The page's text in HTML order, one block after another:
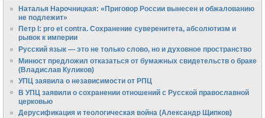
Наталья Нарочницкая: «Приговор России вынесен и обжалованию
не подлежит»
Петр I: pro et contra. Сохранение суверенитета, абсолютизм и
рывок к империи
Русский язык — это не только слово, но и духовное пространство
Минюст предложил отказаться от бумажных свидетельств о браке
(Владислав Куликов)
УПЦ заявила о независимости от РПЦ
В УПЦ заявили о сохранении отношений с Русской православной
церковью
Дерусификация и теологическая война (Александр Щипков)